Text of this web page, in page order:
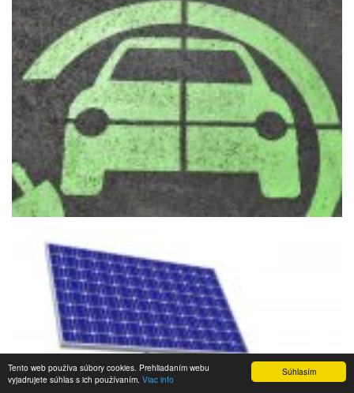
Súhlasím
Tento web používa súbory cookies. Prehliadaním webu
vyjadrujete súhlas s ich používaním. Viac info